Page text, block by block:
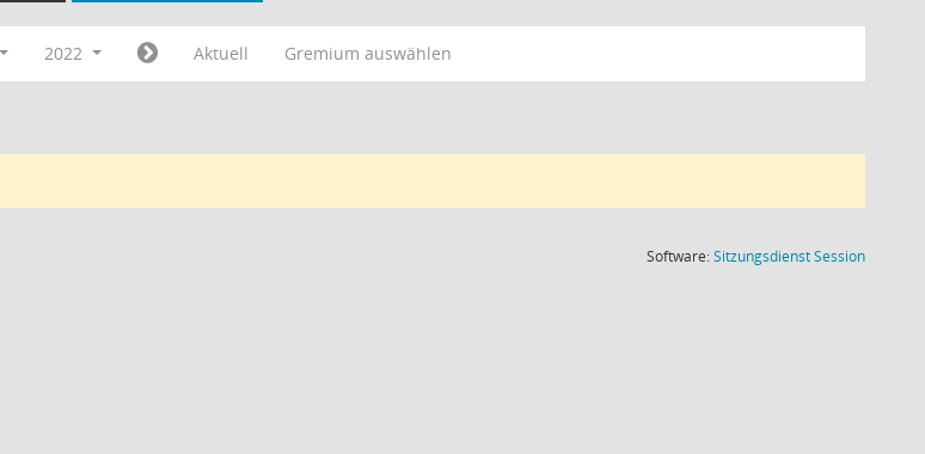
2022 Aktuell Gremium auswählen
Software:SitzungsdienstSession(Wird in